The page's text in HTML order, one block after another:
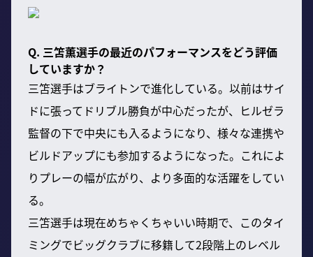
Q. 三笘薫選手の最近のパフォーマンスをどう評価
していますか？
三笘選手はブライトンで進化している。以前はサイ
ドに張ってドリブル勝負が中心だったが、ヒルゼラ
監督の下で中央にも入るようになり、様々な連携や
ビルドアップにも参加するようになった。これによ
りプレーの幅が広がり、より多面的な活躍をしてい
る。
三笘選手は現在めちゃくちゃいい時期で、このタイ
ミングでビッグクラブに移籍して2段階上のレベル